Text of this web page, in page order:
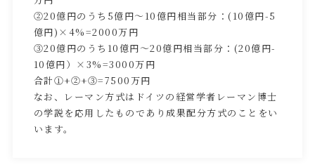
②20億円のうち5億円～10億円相当部分：(10億円-5
億円)×4%=2000万円
③20億円のうち10億円～20億円相当部分：(20億円-
10億円）×3%=3000万円
合計①+②+③=7500万円
なお、レーマン方式はドイツの経営学者レーマン博士
の学説を応用したものであり成果配分方式のことをい
います。